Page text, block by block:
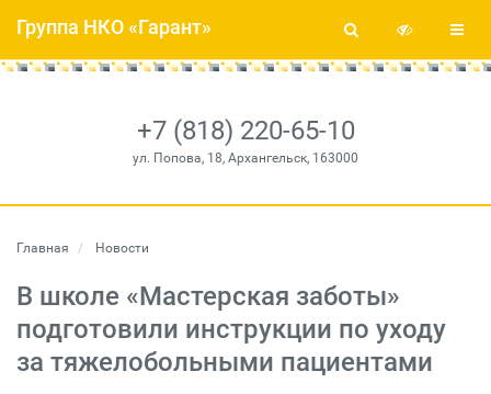
+7 (818) 220-65-10
ул. Попова, 18, Архангельск, 163000
Группа НКО «Гарант»
Главная Новости
В школе «Мастерская заботы»
подготовили инструкции по уходу
за тяжелобольными пациентами